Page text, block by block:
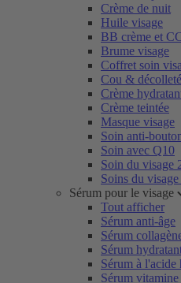
Crème de nuit
Huile visage
BB crème et
Brume visage
Coffret soin
Cou & décolleté
Crème
Crème teintée
Masque visage
Soin anti-
Soin avec Q10
Soin du visage
Soins du visage
Sérum pour le visage
Tout afficher
Sérum anti-âge
Sérum
Sérum
Sérum à
Sérum vitamine